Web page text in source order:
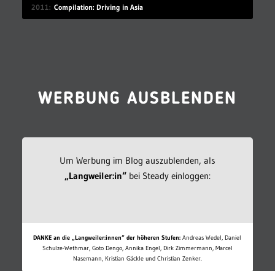
2011 Compilation: Driving in Asia
WERBUNG AUSBLENDEN
Um Werbung im Blog auszublenden, als
„Langweiler:in“bei Steady einloggen:
DANKE an die „Langweiler:innen“ der höheren Stufen: Andreas Wedel, Daniel
Schulze-Wethmar, Goto Dengo, Annika Engel, Dirk Zimmermann, Marcel
Nasemann, Kristian Gäckle und Christian Zenker.